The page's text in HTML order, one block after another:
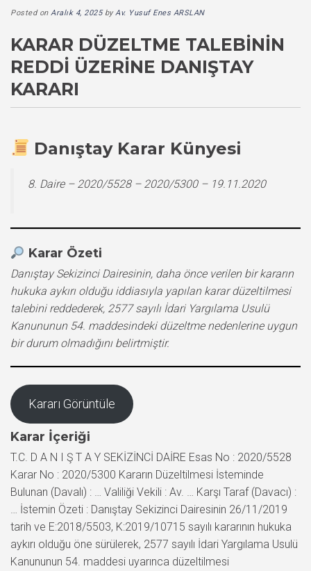
Posted on Aralık 4, 2025byAv. Yusuf Enes ARSLAN
KARAR DÜZELTME TALEBININ
REDDI ÜZERINE DANIŞTAY
KARARI
Danıştay Karar Künyesi
8. Daire – 2020/5528 – 2020/5300 – 19.11.2020
Karar Özeti
Danıştay Sekizinci Dairesinin, daha önce verilen bir kararın
hukuka aykırı olduğu iddiasıyla yapılan karar düzeltilmesi
talebini reddederek, 2577 sayılı İdari Yargılama Usulü
Kanununun 54. maddesindeki düzeltme nedenlerine uygun
bir durum olmadığını belirtmiştir.
Kararı Görüntüle
Karar İçeriği
T.C. D A N I Ş T A Y SEKİZİNCİ DAİRE Esas No : 2020/5528
Karar No : 2020/5300 Kararın Düzeltilmesi İsteminde
Bulunan (Davalı) : … Valiliği Vekili : Av. … Karşı Taraf (Davacı) :
… İstemin Özeti : Danıştay Sekizinci Dairesinin 26/11/2019
tarih ve E:2018/5503, K:2019/10715 sayılı kararının hukuka
aykırı olduğu öne sürülerek, 2577 sayılı İdari Yargılama Usulü
Kanununun 54. maddesi uyarınca düzeltilmesi